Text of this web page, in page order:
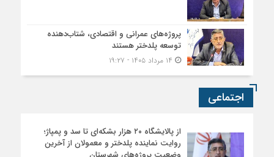
پروژه‌های عمرانی و اقتصادی، شتاب‌دهنده
توسعه پلدختر هستند
اجتماعی
از پالایشگاه ۲۰ هزار بشکه‌ای تا سد و پمپاژ؛
روایت نماینده پلدختر و معمولان از آخرین